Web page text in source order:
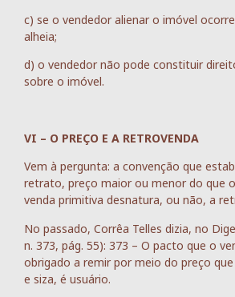
c) se o vendedor alienar o imóvel
alheia;
d) o vendedor não pode constituir
sobre o imóvel.
VI – O PREÇO E A RETROVENDA
Vem à pergunta: a convenção que
retrato, preço maior ou menor do que
venda primitiva desnatura, ou não, a
No passado, Corrêa Telles dizia, no
n. 373, pág. 55): 373 – O pacto que o
obrigado a remir por meio do preço
e siza, é usuário.